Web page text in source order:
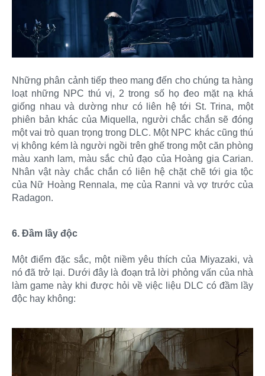
Những phân cảnh tiếp theo mang đến cho chúng ta hàng
loạt những NPC thú vị, 2 trong số họ đeo mặt nạ khá
giống nhau và dường như có liên hệ tới St. Trina, một
phiên bản khác của Miquella, người chắc chắn sẽ đóng
một vai trò quan trọng trong DLC. Một NPC khác cũng thú
vị không kém là người ngồi trên ghế trong một căn phòng
màu xanh lam, màu sắc chủ đạo của Hoàng gia Carian.
Nhân vật này chắc chắn có liên hệ chặt chẽ tới gia tộc
của Nữ Hoàng Rennala, mẹ của Ranni và vợ trước của
Radagon.
6. Đầm lầy độc
Một điểm đặc sắc, một niềm yêu thích của Miyazaki, và
nó đã trở lại. Dưới đây là đoạn trả lời phỏng vấn của nhà
làm game này khi được hỏi về việc liệu DLC có đầm lầy
độc hay không: